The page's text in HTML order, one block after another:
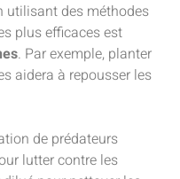
utilisant des méthodes
plus efficaces est
. Par exemple, planter
aidera à repousser les
de prédateurs
lutter contre les